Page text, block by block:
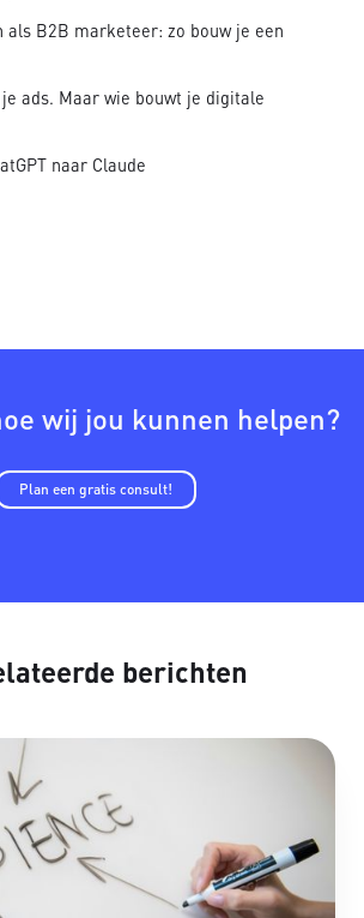
als B2B marketeer: zo bouw je een
ads. Maar wie bouwt je digitale
naar Claude
wij jou kunnen helpen?
Plan een gratis consult!
berichten